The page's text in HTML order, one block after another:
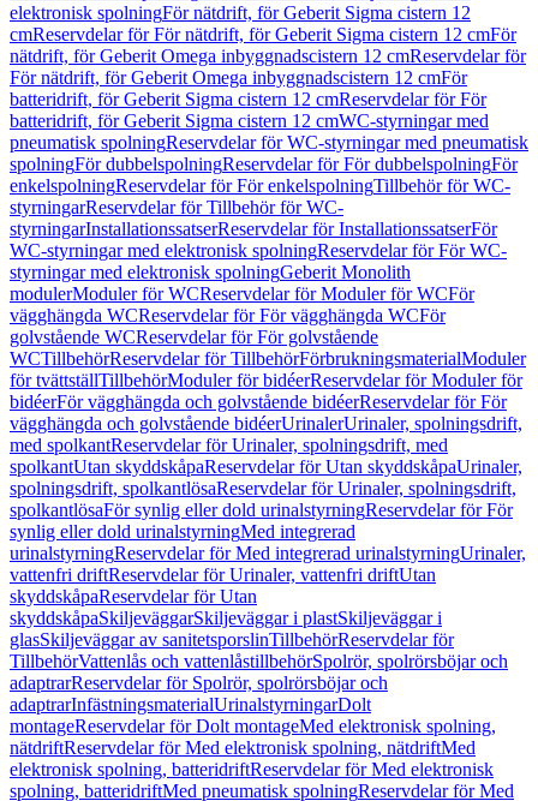
elektronisk spolningFör nätdrift, för Geberit Sigma cistern 12
cmReservdelar för För nätdrift, för Geberit Sigma cistern 12 cmFör
nätdrift, för Geberit Omega inbyggnadscistern 12 cmReservdelar för
För nätdrift, för Geberit Omega inbyggnadscistern 12 cmFör
batteridrift, för Geberit Sigma cistern 12 cmReservdelar för För
batteridrift, för Geberit Sigma cistern 12 cmWC-styrningar med
pneumatisk spolningReservdelar för WC-styrningar med pneumatisk
spolningFör dubbelspolningReservdelar för För dubbelspolningFör
enkelspolningReservdelar för För enkelspolningTillbehör för WC-
styrningarReservdelar för Tillbehör för WC-
styrningarInstallationssatserReservdelar för InstallationssatserFör
WC-styrningar med elektronisk spolningReservdelar för För WC-
styrningar med elektronisk spolningGeberit Monolith
modulerModuler för WCReservdelar för Moduler för WCFör
vägghängda WCReservdelar för För vägghängda WCFör
golvstående WCReservdelar för För golvstående
WCTillbehörReservdelar för TillbehörFörbrukningsmaterialModuler
för tvättställTillbehörModuler för bidéerReservdelar för Moduler för
bidéerFör vägghängda och golvstående bidéerReservdelar för För
vägghängda och golvstående bidéerUrinalerUrinaler, spolningsdrift,
med spolkantReservdelar för Urinaler, spolningsdrift, med
spolkantUtan skyddskåpaReservdelar för Utan skyddskåpaUrinaler,
spolningsdrift, spolkantlösaReservdelar för Urinaler, spolningsdrift,
spolkantlösaFör synlig eller dold urinalstyrningReservdelar för För
synlig eller dold urinalstyrningMed integrerad
urinalstyrningReservdelar för Med integrerad urinalstyrningUrinaler,
vattenfri driftReservdelar för Urinaler, vattenfri driftUtan
skyddskåpaReservdelar för Utan
skyddskåpaSkiljeväggarSkiljeväggar i plastSkiljeväggar i
glasSkiljeväggar av sanitetsporslinTillbehörReservdelar för
TillbehörVattenlås och vattenlåstillbehörSpolrör, spolrörsböjar och
adaptrarReservdelar för Spolrör, spolrörsböjar och
adaptrarInfästningsmaterialUrinalstyrningarDolt
montageReservdelar för Dolt montageMed elektronisk spolning,
nätdriftReservdelar för Med elektronisk spolning, nätdriftMed
elektronisk spolning, batteridriftReservdelar för Med elektronisk
spolning, batteridriftMed pneumatisk spolningReservdelar för Med